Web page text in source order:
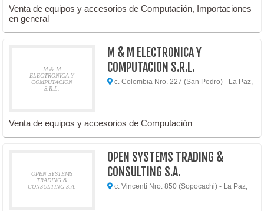
Venta de equipos y accesorios de Computación, Importaciones
en general
M & M
ELECTRONICA Y
COMPUTACION
S.R.L.
M & M ELECTRONICA Y
COMPUTACION S.R.L.
c. Colombia Nro. 227 (San Pedro) - La Paz,
Venta de equipos y accesorios de Computación
OPEN SYSTEMS
TRADING &
CONSULTING S.A.
OPEN SYSTEMS TRADING &
CONSULTING S.A.
c. Vincenti Nro. 850 (Sopocachi) - La Paz,